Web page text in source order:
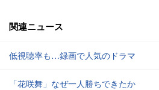
関連ニュース
低視聴率も…録画で人気のドラマ
「花咲舞」なぜ一人勝ちできたか